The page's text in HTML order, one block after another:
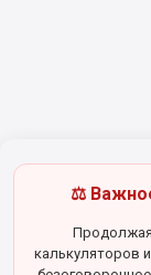
⚖️
Продолжая
калькуляторов